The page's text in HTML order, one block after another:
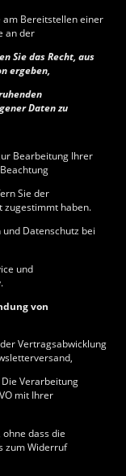
Bereitstellen einer
an der
Sie das Recht, aus
ergeben,
Daten zu
Bearbeitung Ihrer
Sie der
zugestimmt haben.
Datenschutz bei
und
von
Vertragsabwicklung
Verarbeitung
mit Ihrer
dass die
zum Widerruf